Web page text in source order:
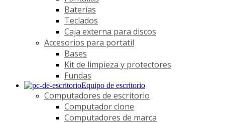
Baterías
Teclados
Caja externa para discos
Accesorios para portatil
Bases
Kit de limpieza y protectores
Fundas
Equipo de escritorio
Computadores de escritorio
Computador clone
Computadores de marca